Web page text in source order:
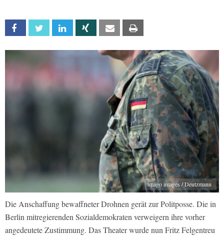
Facebook Twitter Linkedin Xing Email
imago images / Deutzmann
Die Anschaffung bewaffneter Drohnen gerät zur Politposse. Die in
Berlin mitregierenden Sozialdemokraten verweigern ihre vorher
angedeutete Zustimmung. Das Theater wurde nun Fritz Felgentreu